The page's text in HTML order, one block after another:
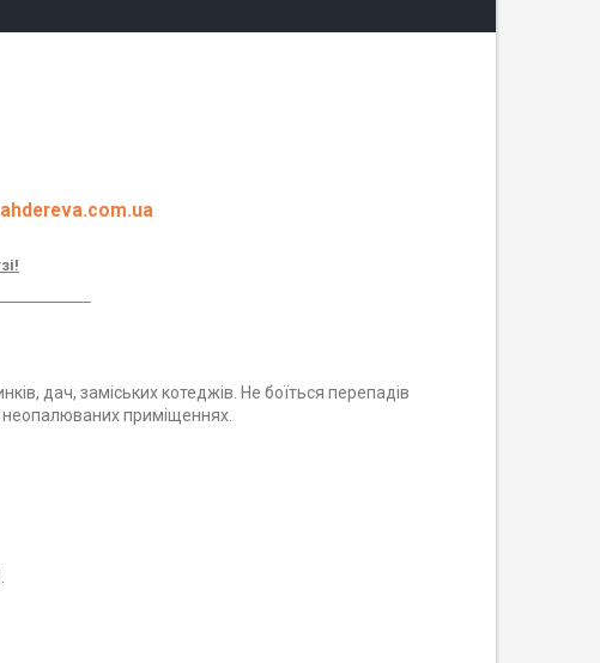
дач, заміських котеджів. Не боїться перепадів
неопалюваних приміщеннях.